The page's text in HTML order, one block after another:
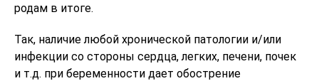
родам в итоге.
Так, наличие любой хронической патологии и/или
инфекции со стороны сердца, легких, печени, почек
и т.д. при беременности дает обострение